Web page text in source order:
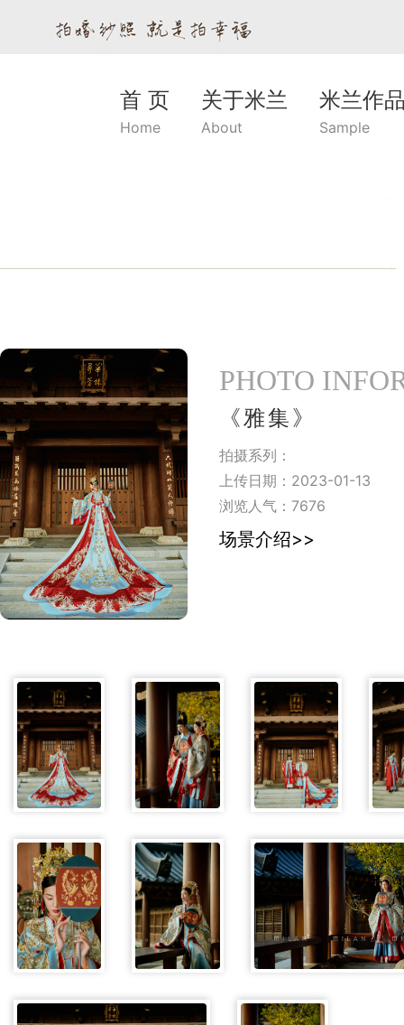
首 页
Home
关于米兰
About
米兰作
Sample
PHOTO
《雅集》
拍摄系列：
上传日期：2023-01-13
浏览人气： 7676
场景介绍>>